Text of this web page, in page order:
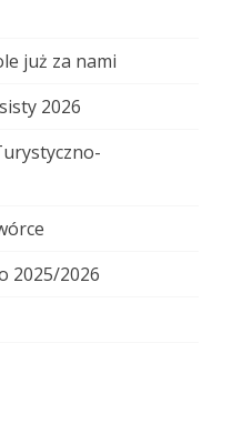
już za nami
2026
2025/2026